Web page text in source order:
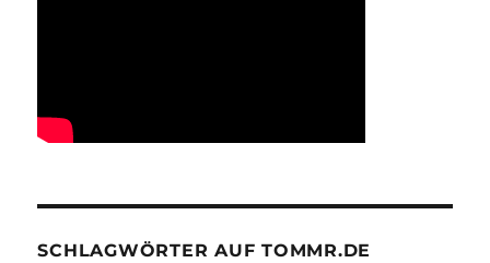
SCHLAGWÖRTER AUF TOMMR.DE